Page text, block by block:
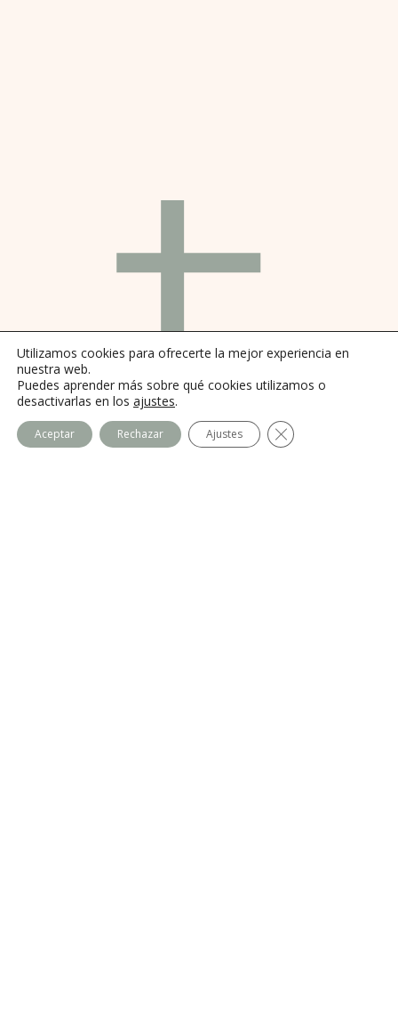
t
Utilizamos cookies para ofrecerte la mejor experiencia en
nuestra web.
Puedes aprender más sobre qué cookies utilizamos o
desactivarlas en los ajustes.
Aceptar Rechazar Ajustes Cerrar el banner de